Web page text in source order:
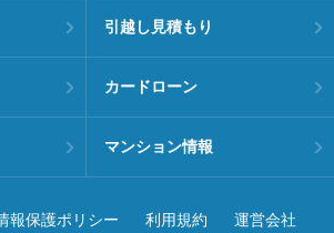
引越し見積もり
カードローン
マンション情報
報保護ポリシー 利用規約 運営会社